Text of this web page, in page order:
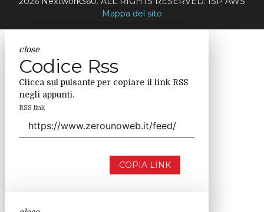
Mappa del sito
close
Codice Rss
Clicca sul pulsante per copiare il link RSS
negli appunti.
RSS link
COPIA LINK